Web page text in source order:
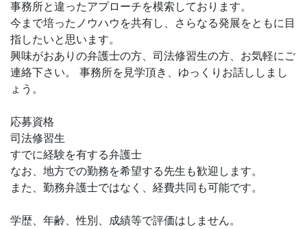
事務所と違ったアプローチを模索しております。
今まで培ったノウハウを共有し、さらなる発展をともに目
指したいと思います。
興味がおありの弁護士の方、司法修習生の方、お気軽にご
連絡下さい。 事務所を見学頂き、ゆっくりお話ししまし
ょう。
応募資格
司法修習生
すでに経験を有する弁護士
なお、地方での勤務を希望する先生も歓迎します。
また、勤務弁護士ではなく、経費共同も可能です。
学歴、年齢、性別、成績等で評価はしません。